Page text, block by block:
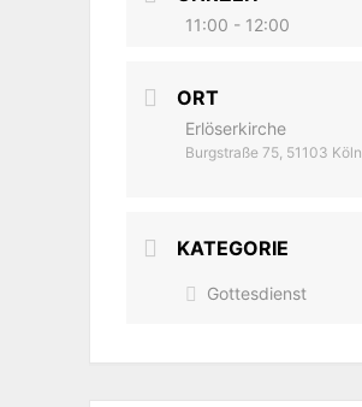
11:00 - 12:00
ORT
Erlöserkirche
Burgstraße 75, 51103 Köln
KATEGORIE
Gottesdienst